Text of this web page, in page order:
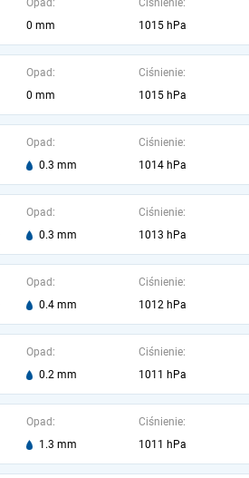
Opad:
0 mm
Ciśnienie:
1015 hPa
Opad:
0 mm
Ciśnienie:
1015 hPa
Opad:
0.3 mm
Ciśnienie:
1014 hPa
Opad:
0.3 mm
Ciśnienie:
1013 hPa
Opad:
0.4 mm
Ciśnienie:
1012 hPa
Opad:
0.2 mm
Ciśnienie:
1011 hPa
Opad:
1.3 mm
Ciśnienie:
1011 hPa